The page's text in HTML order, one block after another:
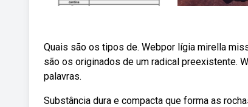
Quais são os tipos de. Webpor lígia mirella
são os originados de um radical preexistente.
palavras.
Substância dura e compacta que forma as